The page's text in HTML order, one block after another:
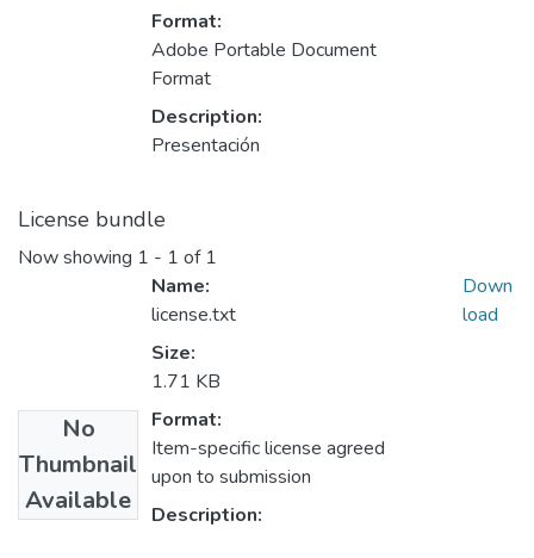
Format:
Adobe Portable Document
Format
Description:
Presentación
License bundle
Now showing 1 - 1 of 1
No
Thumbnail
Available
Name:
license.txt
Size:
1.71 KB
Format:
Item-specific license agreed
upon to submission
Description:
Down
load